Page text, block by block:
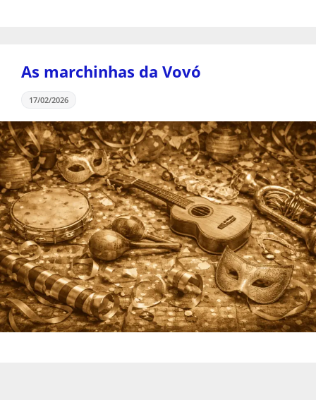
As marchinhas da Vovó
17/02/2026